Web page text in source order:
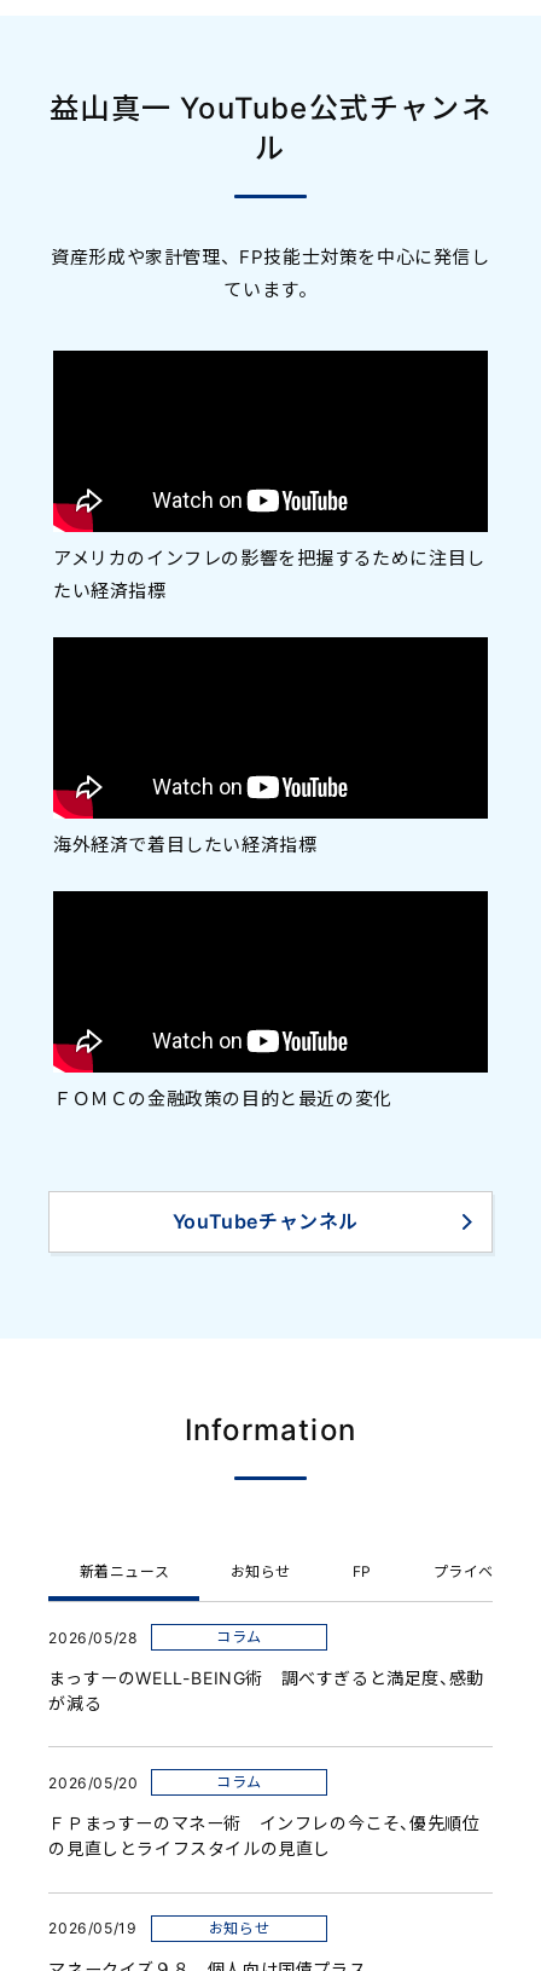
益山真一 YouTube公式チャンネ
ル
資産形成や家計管理、FP技能士対策を中心に発信し
ています。
アメリカのインフレの影響を把握するために注目し
たい経済指標
海外経済で着目したい経済指標
ＦＯＭＣの金融政策の目的と最近の変化
YouTubeチャンネル
Information
新着ニュース お知らせ FP プライベート
2026/05/28 コラム
まっすーのWELL-BEING術 調べすぎると満足度、感動
が減る
2026/05/20 コラム
ＦＰまっすーのマネー術 インフレの今こそ、優先順位
の見直しとライフスタイルの見直し
2026/05/19 お知らせ